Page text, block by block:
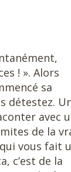
! ». Alors
sa
détestez.
avec
de la
vous fait
c’est de la